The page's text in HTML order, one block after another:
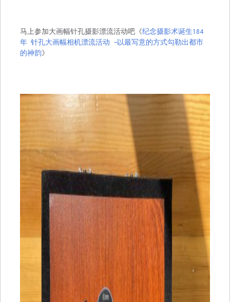
马上参加大画幅针孔摄影漂流活动吧《纪念摄影术诞生184
年 针孔大画幅相机漂流活动 —以最写意的方式勾勒出都市
的神韵》